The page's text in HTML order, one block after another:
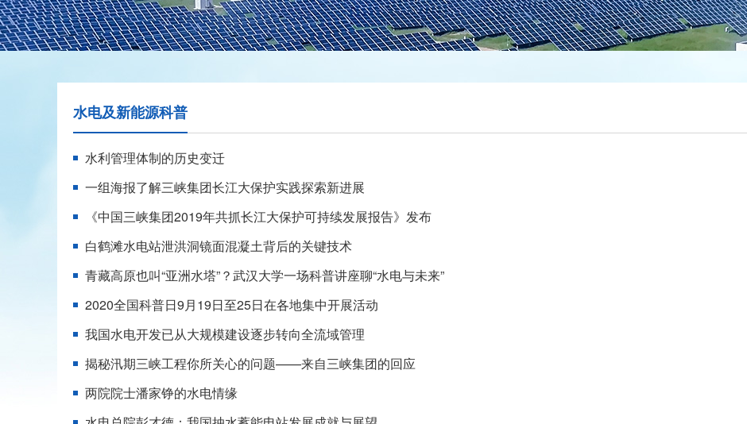
水电及新能源科普
水利管理体制的历史变迁
一组海报了解三峡集团长江大保护实践探索新进展
《中国三峡集团2019年共抓长江大保护可持续发展报告》发布
白鹤滩水电站泄洪洞镜面混凝土背后的关键技术
青藏高原也叫“亚洲水塔”？武汉大学一场科普讲座聊“水电与未来”
2020全国科普日9月19日至25日在各地集中开展活动
我国水电开发已从大规模建设逐步转向全流域管理
揭秘汛期三峡工程你所关心的问题——来自三峡集团的回应
两院院士潘家铮的水电情缘